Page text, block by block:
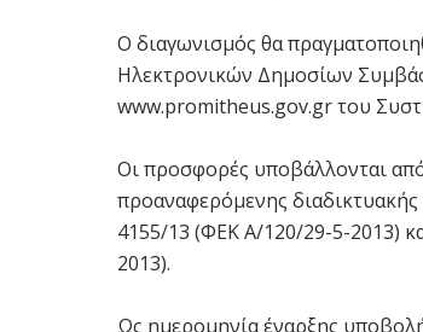
Ο διαγωνισμός θα
Ηλεκτρονικών Δημοσίων
www.promitheus.gov.gr του
Οι προσφορές υποβάλλονται
προαναφερόμενης
4155/13 (ΦΕΚ Α/120/29-5-2013)
2013).
Ως ημερομηνία έναρξης